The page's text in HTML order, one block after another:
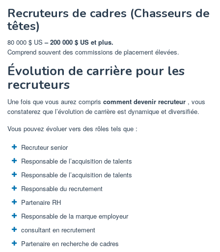
Recruteurs de cadres (Chasseurs de
têtes)
80 000 $ US– 200 000 $ US et plus.
Comprend souvent des commissions de placement élevées.
Évolution de carrière pour les
recruteurs
Une fois que vous aurez compris comment devenir recruteur , vous
constaterez que l’évolution de carrière est dynamique et diversifiée.
Vous pouvez évoluer vers des rôles tels que :
Recruteur senior
Responsable de l’acquisition de talents
Responsable de l’acquisition de talents
Responsable du recrutement
Partenaire RH
Responsable de la marque employeur
consultant en recrutement
Partenaire en recherche de cadres